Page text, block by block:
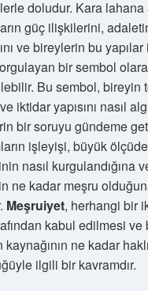
doludur. Kara lahana
güç ilişkilerini,
ve bireylerin bu
bir sembol
Bu sembol, bireyin
iktidar yapısını nasıl
bir soruyu gündeme
işleyişi, büyük
nasıl kurgulandığına
ne kadar meşru
Meşruiyet, herhangi bir
kabul edilmesi ve
kaynağının ne kadar haklı
ilgili bir kavramdır.